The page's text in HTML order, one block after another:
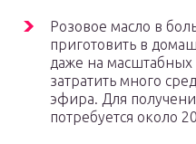
Розовое масло в
приготовить в
даже на масштабных
затратить много
эфира. Для
потребуется около